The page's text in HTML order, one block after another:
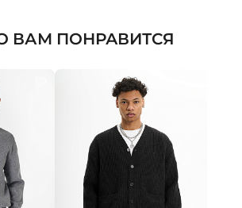
ВАМ ПОНРАВИТСЯ